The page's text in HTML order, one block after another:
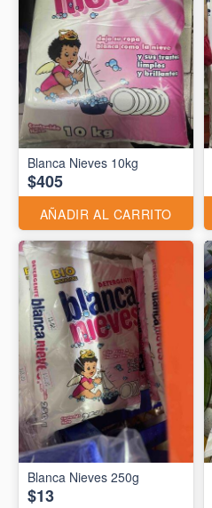
Blanca Nieves 10kg
$405
AÑADIR AL CARRITO
Blanca Nieves 250g
$13